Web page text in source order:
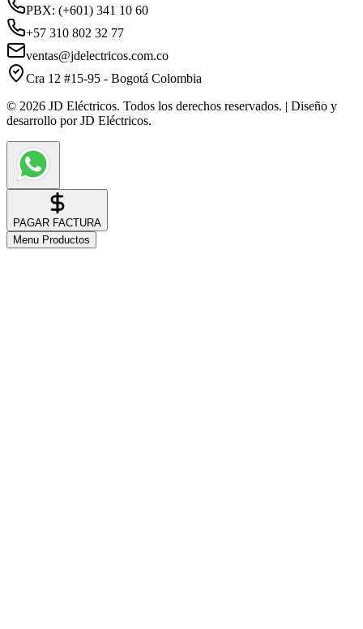
PBX: (+601) 341 10 60
+57 310 802 32 77
ventas@jdelectricos.com.co
Cra 12 #15-95 - Bogotá Colombia
© 2026 JD Eléctricos. Todos los derechos reservados. | Diseño y
desarrollo por JD Eléctricos.
PAGAR FACTURA
Menu Productos